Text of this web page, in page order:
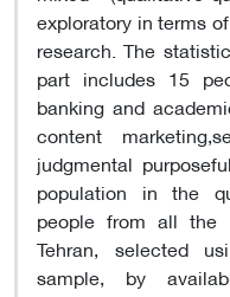
exploratory in terms
research. The
part includes 15
banking and
content
judgmental
population in the
people from all the
Tehran, selected
sample, by